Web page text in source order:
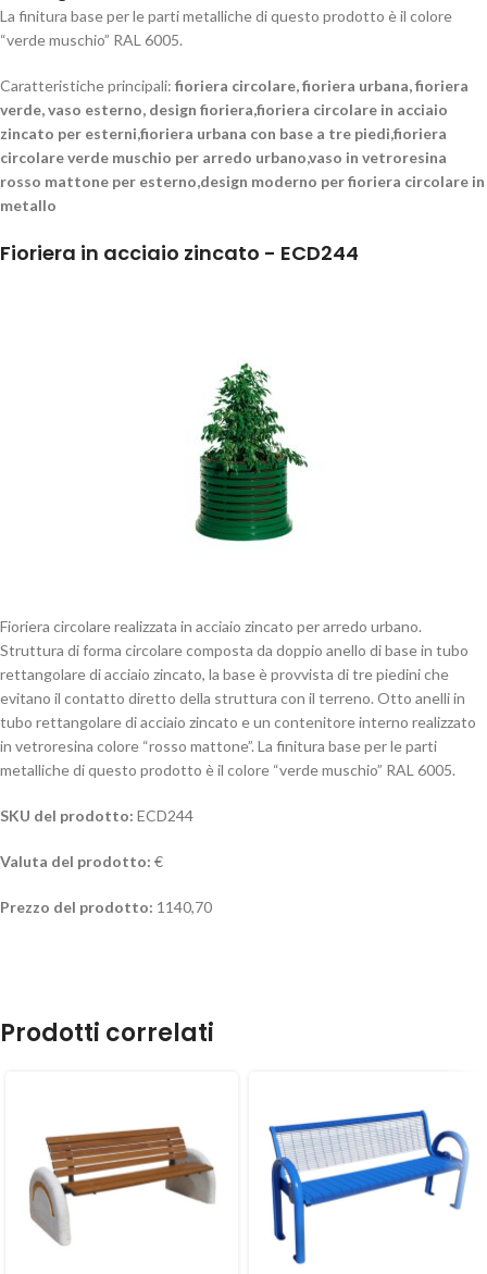
La finitura base per le parti metalliche di questo prodotto è il colore
“verde muschio” RAL 6005.
Caratteristiche principali: fioriera circolare, fioriera urbana, fioriera
verde, vaso esterno, design fioriera,fioriera circolare in acciaio
zincato per esterni,fioriera urbana con base a tre piedi,fioriera
circolare verde muschio per arredo urbano,vaso in vetroresina
rosso mattone per esterno,design moderno per fioriera circolare in
metallo
Fioriera in acciaio zincato - ECD244
Fioriera circolare realizzata in acciaio zincato per arredo urbano.
Struttura di forma circolare composta da doppio anello di base in tubo
rettangolare di acciaio zincato, la base è provvista di tre piedini che
evitano il contatto diretto della struttura con il terreno. Otto anelli in
tubo rettangolare di acciaio zincato e un contenitore interno realizzato
in vetroresina colore “rosso mattone”. La finitura base per le parti
metalliche di questo prodotto è il colore “verde muschio” RAL 6005.
SKU del prodotto: ECD244
Valuta del prodotto: €
Prezzo del prodotto: 1140,70
Prodotti correlati